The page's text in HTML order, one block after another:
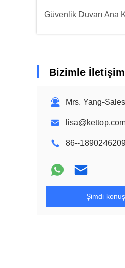
Güvenlik Duvarı Ana
Bizimle İletişim
Mrs. Yang-
86--
Şimdi